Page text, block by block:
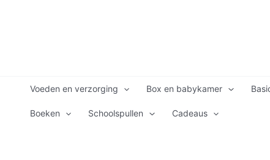
Voeden en verzorging Box en babykamer
Boeken Schoolspullen Cadeaus